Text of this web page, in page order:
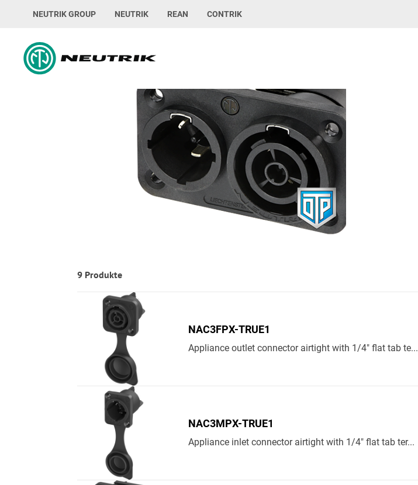
NEUTRIK GROUP NEUTRIK REAN CONTRIK
9 Produkte
NAC3FPX-TRUE1
Appliance outlet connector airtight with 1/4" flat tab te...
NAC3MPX-TRUE1
Appliance inlet connector airtight with 1/4" flat tab ter...